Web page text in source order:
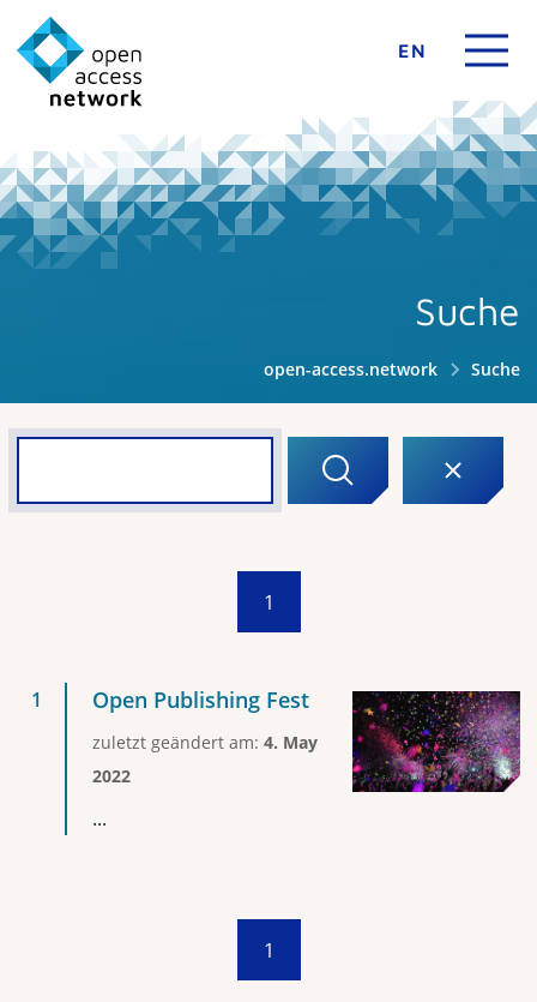
EN
Suche
open-access.network Suche
1
Open Publishing Fest
zuletzt geändert am: 4. May
2022
...
1